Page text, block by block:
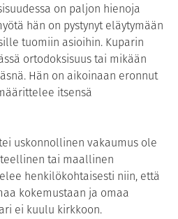
on paljon hienoja
hän on pystynyt eläytymään
tuomiin asioihin. Kuparin
ortodoksisuus tai mikään
Hän on aikoinaan eronnut
itsensä
uskonnollinen vakaumus ole
tai maallinen
henkilökohtaisesti niin, että
kokemustaan ja omaa
ei kuulu kirkkoon.